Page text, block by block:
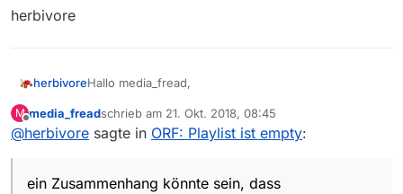
herbivore
herbivoreHallo media_fread,
ein Zusammenhang könnte sein, dass
Mediathekview einen Eintrag “ORF-2 Livestream” mit
Crawler eine veraltete Url liefert. Ein Bezug zu
M
Offline
media_freadschrieb am 21. Okt. 2018, 08:45
zuletzt editiert von
@herbivore sagte in ORF: Playlist ist empty:
ein Zusammenhang könnte sein, dass